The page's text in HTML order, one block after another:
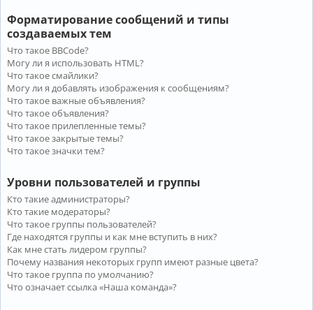
Форматирование сообщений и типы
создаваемых тем
Что такое BBCode?
Могу ли я использовать HTML?
Что такое смайлики?
Могу ли я добавлять изображения к сообщениям?
Что такое важные объявления?
Что такое объявления?
Что такое прилепленные темы?
Что такое закрытые темы?
Что такое значки тем?
Уровни пользователей и группы
Кто такие администраторы?
Кто такие модераторы?
Что такое группы пользователей?
Где находятся группы и как мне вступить в них?
Как мне стать лидером группы?
Почему названия некоторых групп имеют разные цвета?
Что такое группа по умолчанию?
Что означает ссылка «Наша команда»?